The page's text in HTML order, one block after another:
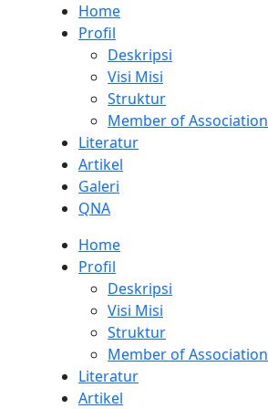
Home
Profil
Deskripsi
Visi Misi
Struktur
Member of Association
Literatur
Artikel
Galeri
QNA
Home
Profil
Deskripsi
Visi Misi
Struktur
Member of Association
Literatur
Artikel